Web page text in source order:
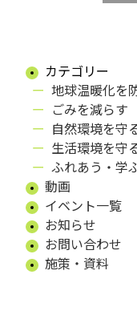
カテゴリー
地球温暖化を
ごみを減らす
自然環境を守
生活環境を守
ふれあう・学
動画
イベント一覧
お知らせ
お問い合わせ
施策・資料